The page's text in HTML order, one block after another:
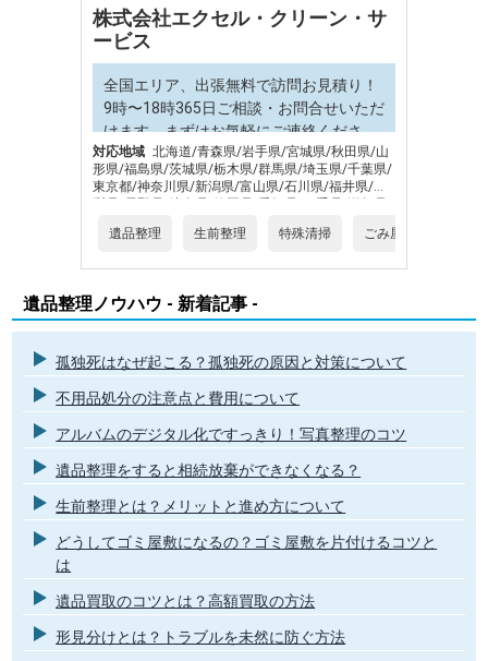
株式会社エクセル・クリーン・サ
ービス
全国エリア、出張無料で訪問お見積り！
9時〜18時365日ご相談・お問合せいただ
けます。まずはお気軽にご連絡くださ
い。
対応地域
形県/福島県/茨城県/栃木県/群馬県/埼玉県/千葉県/
東京都/神奈川県/新潟県/富山県/石川県/福井県/山
根県/岡山県/広島県/山口県/徳島県/香川県/愛媛県/
県/鹿児島県/沖縄県
遺品整理 生前整理 特殊清掃 ごみ屋敷片づけ
遺品整理ノウハウ - 新着記事 -
孤独死はなぜ起こる？孤独死の原因と対策について
不用品処分の注意点と費用について
アルバムのデジタル化ですっきり！写真整理のコツ
遺品整理をすると相続放棄ができなくなる？
生前整理とは？メリットと進め方について
どうしてゴミ屋敷になるの？ゴミ屋敷を片付けるコツと
は
遺品買取のコツとは？高額買取の方法
形見分けとは？トラブルを未然に防ぐ方法